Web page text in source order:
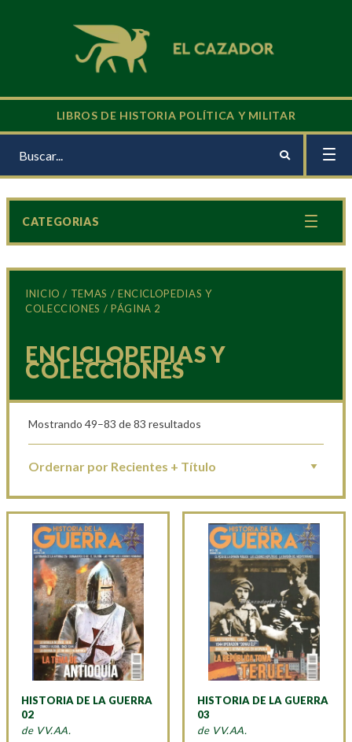
LIBROS DE HISTORIA POLÍTICA Y MILITAR
INICIO / TEMAS / ENCICLOPEDIAS Y
COLECCIONES / PÁGINA 2
ENCICLOPEDIAS Y
COLECCIONES
Mostrando 49–83 de 83 resultados
HISTORIA DE LA GUERRA
02
de VV.AA.
HISTORIA DE LA GUERRA
03
de VV.AA.
CATEGORIAS